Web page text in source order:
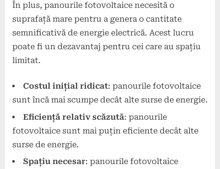
În plus, panourile fotovoltaice necesită o
suprafață mare pentru a genera o cantitate
semnificativă de energie electrică. Acest lucru
poate fi un dezavantaj pentru cei care au spațiu
limitat.
Costul inițial ridicat: panourile fotovoltaice
sunt încă mai scumpe decât alte surse de energie.
Eficiență relativ scăzută: panourile
fotovoltaice sunt mai puțin eficiente decât alte
surse de energie.
Spațiu necesar: panourile fotovoltaice